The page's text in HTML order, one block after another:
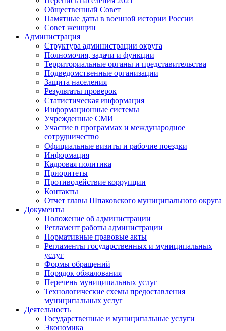
Общественный Совет
Памятные даты в военной истории России
Совет женщин
Администрация
Структура администрации округа
Полномочия, задачи и функции
Территориальные органы и представительства
Подведомственные организации
Защита населения
Результаты проверок
Статистическая информация
Информационные системы
Учрежденные СМИ
Участие в программах и международное
сотрудничество
Официальные визиты и рабочие поездки
Информация
Кадровая политика
Приоритеты
Противодействие коррупции
Контакты
Отчет главы Шпаковского муниципального округа
Документы
Положение об администрации
Регламент работы администрации
Нормативные правовые акты
Регламенты государственных и муниципальных
услуг
Формы обращений
Порядок обжалования
Перечень муниципальных услуг
Технологические схемы предоставления
муниципальных услуг
Деятельность
Государственные и муниципальные услуги
Экономика